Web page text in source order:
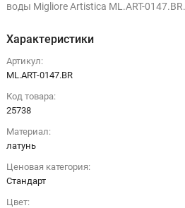
воды Migliore Artistica ML.ART-0147.BR.
Характеристики
Артикул:
ML.ART-0147.BR
Код товара:
25738
Материал:
латунь
Ценовая категория:
Стандарт
Цвет: